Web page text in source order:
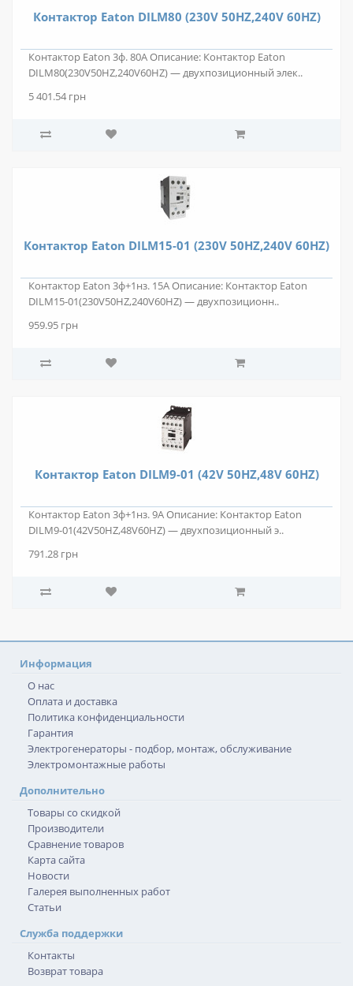
Контактор Eaton DILM80 (230V 50HZ,240V 60HZ)
Контактор Eaton 3ф. 80А Описание: Контактор Eaton
DILM80(230V50HZ,240V60HZ) — двухпозиционный элек..
5 401.54 грн
Контактор Eaton DILM15-01 (230V 50HZ,240V 60HZ)
Контактор Eaton 3ф+1нз. 15А Описание: Контактор Eaton
DILM15-01(230V50HZ,240V60HZ) — двухпозиционн..
959.95 грн
Контактор Eaton DILM9-01 (42V 50HZ,48V 60HZ)
Контактор Eaton 3ф+1нз. 9А Описание: Контактор Eaton
DILM9-01(42V50HZ,48V60HZ) — двухпозиционный э..
791.28 грн
Информация
О нас
Оплата и доставка
Политика конфиденциальности
Гарантия
Электрогенераторы - подбор, монтаж, обслуживание
Электромонтажные работы
Дополнительно
Товары со скидкой
Производители
Сравнение товаров
Карта сайта
Новости
Галерея выполненных работ
Статьи
Служба поддержки
Контакты
Возврат товара